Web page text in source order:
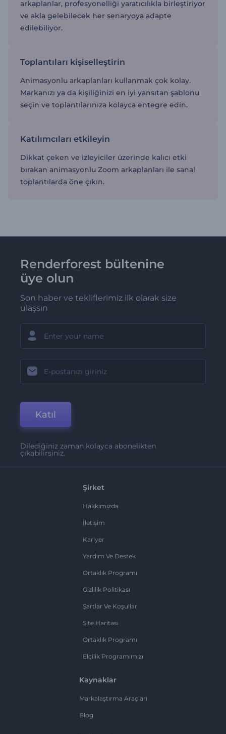
arkaplanlar, profesyonelliği yaratıcılıkla birleştiriyor
ve akla gelebilecek her senaryoya adapte
edilebiliyor.
Toplantıları kişiselleştirin
Animasyonlu arkaplanları kullanmak çok kolay.
Markanızı ya da kişiliğinizi en iyi yansıtan şablonu
seçin ve toplantılarınıza kolayca entegre edin.
Katılımcıları etkileyin
Dikkat çeken ve izleyiciler üzerinde kalıcı etki
bırakan animasyonlu Zoom arkaplanları ile sanal
toplantılarda öne çıkın.
Renderforest bültenine
üye olun
Son haber ve tekliflerimiz ilk olarak size
ulaşsın
Katıl
Dilediğiniz zaman kolayca abonelikten
çıkabilirsiniz.
Şirket
Hakkımızda
İletişim
Kariyer
Yardım Ve Destek
Ortaklık Programı
Gizlilik Politikası
Şartlar Ve Koşullar
Site Haritası
Ortaklık Programı
Elçilik Programımızı
Kaynaklar
Markalaştırma Araçları
Blog